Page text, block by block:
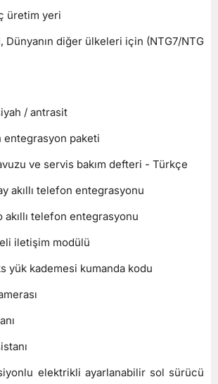
üretim yeri
Dünyanın diğer ülkeleri için (NTG7/NTG
/ antrasit
entegrasyon paketi
ve servis bakım defteri - Türkçe
akıllı telefon entegrasyonu
akıllı telefon entegrasyonu
iletişim modülü
yük kademesi kumanda kodu
elektrikli ayarlanabilir sol sürücü